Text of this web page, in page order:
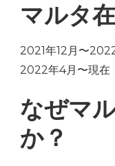
マルタ
2021年12月〜
2022年4月〜
なぜマ
か？